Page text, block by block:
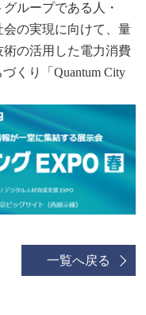
ループである人・
の実現に向けて、量
の活用した電力消費
くり「Quantum City
一覧へ戻る